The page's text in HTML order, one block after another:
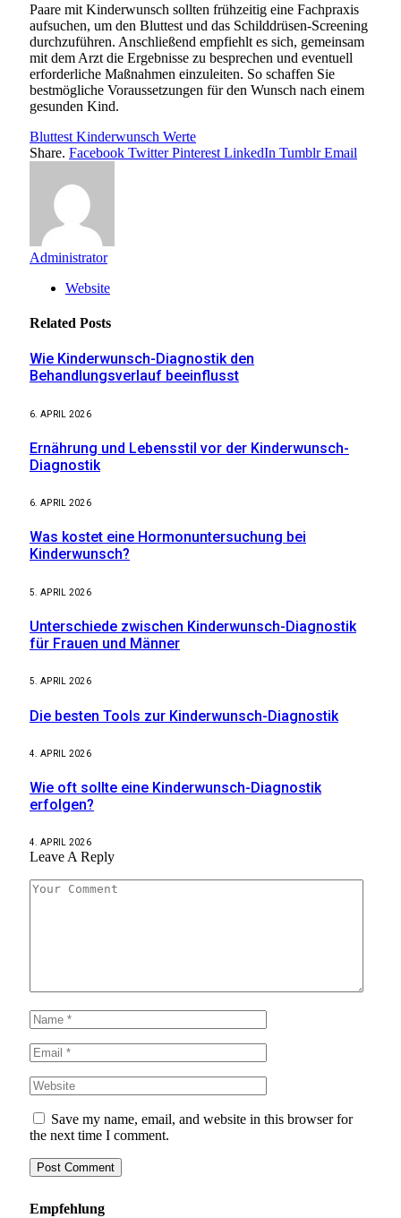
Paare mit Kinderwunsch sollten frühzeitig eine Fachpraxis
aufsuchen, um den Bluttest und das Schilddrüsen-Screening
durchzuführen. Anschließend empfiehlt es sich, gemeinsam
mit dem Arzt die Ergebnisse zu besprechen und eventuell
erforderliche Maßnahmen einzuleiten. So schaffen Sie
bestmögliche Voraussetzungen für den Wunsch nach einem
gesunden Kind.
Bluttest Kinderwunsch Werte
Share. Facebook Twitter Pinterest LinkedIn Tumblr Email
Administrator
Website
Related Posts
Wie Kinderwunsch-Diagnostik den
Behandlungsverlauf beeinflusst
6. APRIL 2026
Ernährung und Lebensstil vor der Kinderwunsch-
Diagnostik
6. APRIL 2026
Was kostet eine Hormonuntersuchung bei
Kinderwunsch?
5. APRIL 2026
Unterschiede zwischen Kinderwunsch-Diagnostik
für Frauen und Männer
5. APRIL 2026
Die besten Tools zur Kinderwunsch-Diagnostik
4. APRIL 2026
Wie oft sollte eine Kinderwunsch-Diagnostik
erfolgen?
4. APRIL 2026
Leave A Reply
Save my name, email, and website in this browser for
the next time I comment.
Empfehlung